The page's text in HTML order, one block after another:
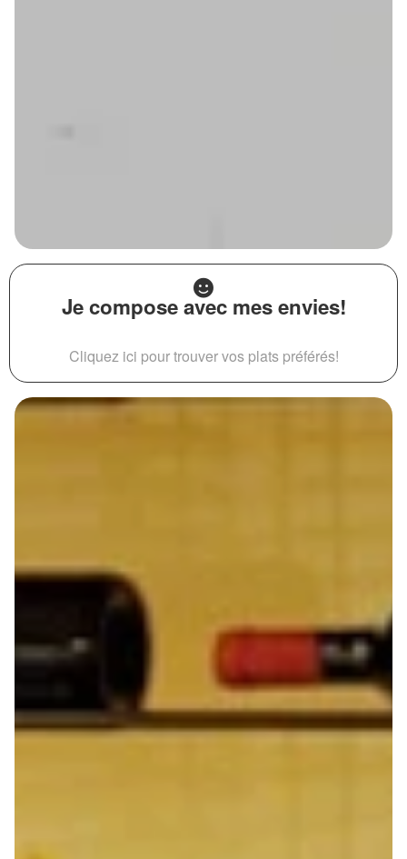
Je compose avec mes envies!
Cliquez ici pour trouver vos plats préférés!